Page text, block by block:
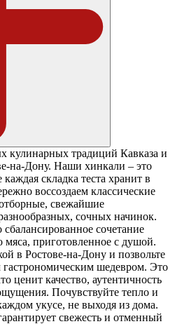
кулинарных традиций Кавказа и
на-Дону. Наши хинкали – это
складка теста хранит в
воссоздаем классические
свежайшие
сочных начинок.
сочетание
мяса, приготовленное с душой.
в Ростове-на-Дону и позвольте
гастрономическим шедевром. Это
ценит качество, аутентичность
Почувствуйте тепло и
укусе, не выходя из дома.
свежесть и отменный